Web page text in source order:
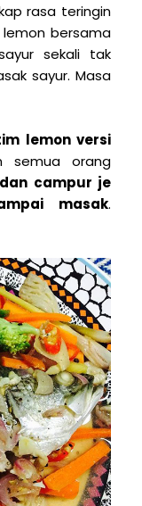
rasa teringin
bersama
sekali tak
sayur. Masa
lemon versi
semua orang
campur je
masak.